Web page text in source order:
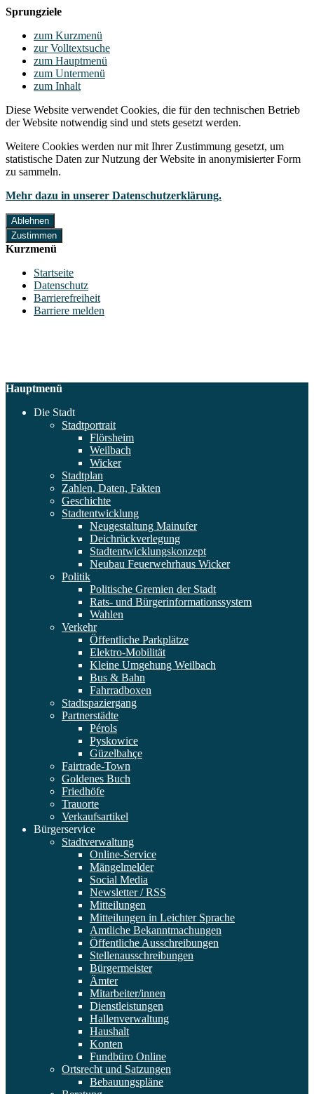
Sprungziele
zum Kurzmenü
zur Volltextsuche
zum Hauptmenü
zum Untermenü
zum Inhalt
Diese Website verwendet Cookies, die für den technischen Betrieb
der Website notwendig sind und stets gesetzt werden.
Weitere Cookies werden nur mit Ihrer Zustimmung gesetzt, um
statistische Daten zur Nutzung der Website in anonymisierter Form
zu sammeln.
Mehr dazu in unserer Datenschutzerklärung.
Ablehnen
Zustimmen
Kurzmenü
Startseite
Datenschutz
Barrierefreiheit
Barriere melden
Hauptmenü
Die Stadt
Stadtportrait
Flörsheim
Weilbach
Wicker
Stadtplan
Zahlen, Daten, Fakten
Geschichte
Stadtentwicklung
Neugestaltung Mainufer
Deichrückverlegung
Stadtentwicklungskonzept
Neubau Feuerwehrhaus Wicker
Politik
Politische Gremien der Stadt
Rats- und Bürgerinformationssystem
Wahlen
Verkehr
Öffentliche Parkplätze
Elektro-Mobilität
Kleine Umgehung Weilbach
Bus & Bahn
Fahrradboxen
Stadtspaziergang
Partnerstädte
Pérols
Pyskowice
Güzelbahçe
Fairtrade-Town
Goldenes Buch
Friedhöfe
Trauorte
Verkaufsartikel
Bürgerservice
Stadtverwaltung
Online-Service
Mängelmelder
Social Media
Newsletter / RSS
Mitteilungen
Mitteilungen in Leichter Sprache
Amtliche Bekanntmachungen
Öffentliche Ausschreibungen
Stellenausschreibungen
Bürgermeister
Ämter
Mitarbeiter/innen
Dienstleistungen
Hallenverwaltung
Haushalt
Konten
Fundbüro Online
Ortsrecht und Satzungen
Bebauungspläne